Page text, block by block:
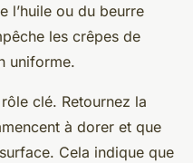
l’huile ou du beurre
les crêpes de
uniforme.
clé. Retournez la
à dorer et que
Cela indique que